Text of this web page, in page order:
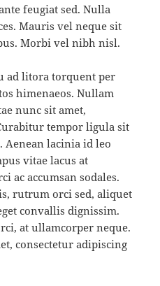
feugiat sed. Nulla
Mauris vel neque sit
Morbi vel nibh nisl.
ad litora torquent per
himenaeos. Nullam
nunc sit amet,
tempor ligula sit
lacinia id leo
vitae lacus at
ac accumsan sodales.
rutrum orci sed, aliquet
convallis dignissim.
at ullamcorper neque.
consectetur adipiscing